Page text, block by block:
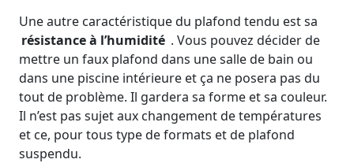
Une autre caractéristique du plafond tendu est sa
résistance à l’humidité . Vous pouvez décider de
mettre un faux plafond dans une salle de bain ou
dans une piscine intérieure et ça ne posera pas du
tout de problème. Il gardera sa forme et sa couleur.
Il n’est pas sujet aux changement de températures
et ce, pour tous type de formats et de plafond
suspendu.